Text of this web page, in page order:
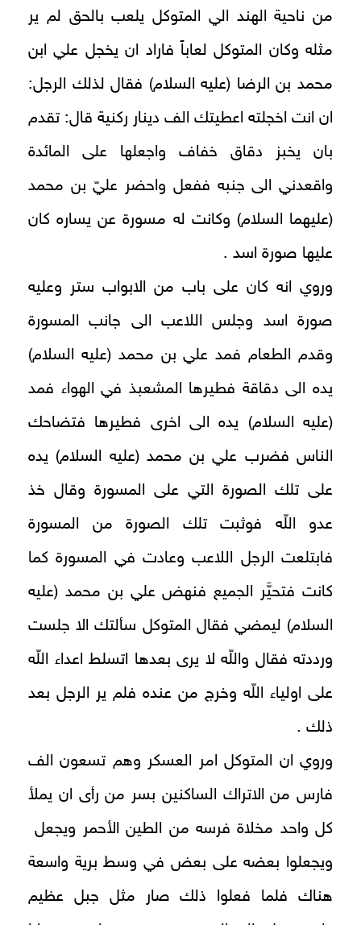
من ناحية الهند الي المتوكل يلعب بالحق لم ير
مثله وكان المتوكل لعاباً فاراد ان يخجل علي ابن
محمد بن الرضا (عليه السلام) فقال لذلك الرجل:
ان انت اخجلته اعطيتك الف دينار ركنية قال: تقدم
بان يخبز دقاق خفاف واجعلها على المائدة
واقعدني الى جنبه ففعل واحضر عليّ بن محمد
(عليهما السلام) وكانت له مسورة عن يساره كان
عليها صورة اسد .
وروي انه كان على باب من الابواب ستر وعليه
صورة اسد وجلس اللاعب الى جانب المسورة
وقدم الطعام فمد علي بن محمد (عليه السلام)
يده الى دقاقة فطيرها المشعبذ في الهواء فمد
(عليه السلام) يده الى اخرى فطيرها فتضاحك
الناس فضرب علي بن محمد (عليه السلام) يده
على تلك الصورة التي على المسورة وقال خذ
عدو اللّه فوثبت تلك الصورة من المسورة
فابتلعت الرجل اللاعب وعادت في المسورة كما
كانت فتحيَّر الجميع فنهض علي بن محمد (عليه
السلام) ليمضي فقال المتوكل سألتك الا جلست
ورددته فقال واللّه لا يرى بعدها اتسلط اعداء اللّه
على اولياء اللّه وخرج من عنده فلم ير الرجل بعد
ذلك .
وروي ان المتوكل امر العسكر وهم تسعون الف
فارس من الاتراك الساكنين بسر من رأى ان يملأ
كل واحد مخلاة فرسه من الطين الأحمر ويجعل
ويجعلوا بعضه على بعض في وسط برية واسعة
هناك فلما فعلوا ذلك صار مثل جبل عظيم